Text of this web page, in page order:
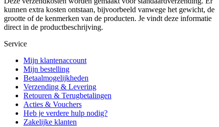
kunnen extra kosten ontstaan, bijvoorbeeld vanwege het gewicht, de
grootte of de kenmerken van de producten. Je vindt deze informatie
direct in de productbeschrijving.
Service
Mijn klantenaccount
Mijn bestelling
Betaalmogelijkheden
Verzending & Levering
Retouren & Terugbetalingen
Acties & Vouchers
Heb je verdere hulp nodig?
Zakelijke klanten